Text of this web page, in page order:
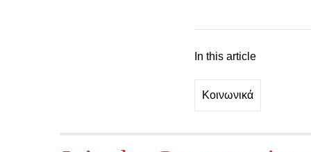
In this article
Κοινωνικά